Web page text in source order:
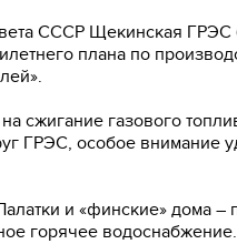
СССР Щекинская ГРЭС
плана по
сжигание газового
ГРЭС, особое внимание
и «финские» дома –
горячее водоснабжение.